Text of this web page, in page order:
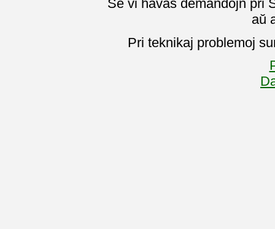
Se vi havas demandojn pri
aŭ
Pri teknikaj problemoj